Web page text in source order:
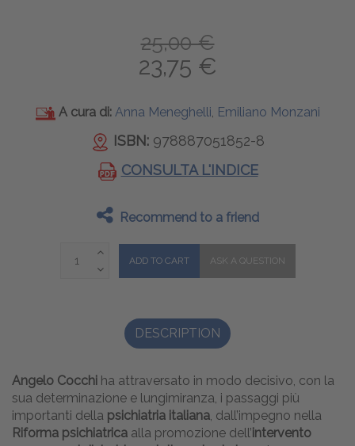
25,00 €
23,75 €
A cura di: Anna Meneghelli Emiliano Monzani
ISBN: 978887051852-8
CONSULTA L'INDICE
Recommend to a friend
DESCRIPTION
Angelo Cocchi ha attraversato in modo decisivo, con la
sua determinazione e lungimiranza, i passaggi più
importanti della psichiatria italiana, dall’impegno nella
Riforma psichiatrica alla promozione dell’ intervento